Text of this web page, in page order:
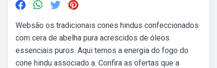
Websão os tradicionais cones hindus confeccionados
com cera de abelha pura acrescidos de óleos
essenciais puros. Aqui temos a energia do fogo do
cone hindu associado a. Confira as ofertas que a